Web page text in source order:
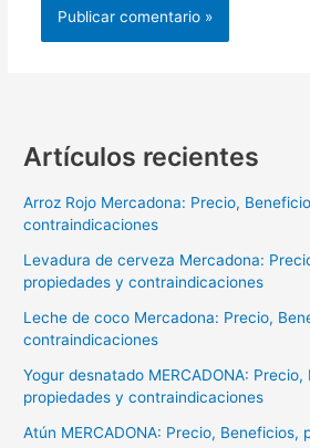
Artículos recientes
Arroz Rojo Mercadona: Precio,
contraindicaciones
Levadura de cerveza Mercadona:
propiedades y contraindicaciones
Leche de coco Mercadona: Precio,
contraindicaciones
Yogur desnatado MERCADONA: Precio,
propiedades y contraindicaciones
Atún MERCADONA: Precio, Beneficios,